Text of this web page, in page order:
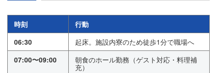
時刻
行動
06:30
起床。施設内寮のため徒歩1分で職場へ
07:00〜09:00
朝食のホール勤務（ゲスト対応・料理補
充）